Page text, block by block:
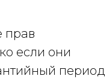
прав
если они
период